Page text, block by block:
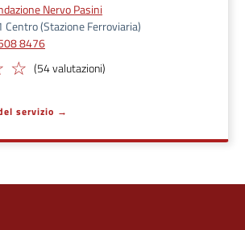
Nervo Pasini
Centro (Stazione Ferroviaria)
8476
(54 valutazioni)
servizio